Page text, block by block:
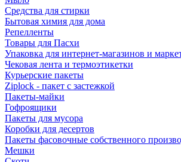
Средства для стирки
Бытовая химия для дома
Репелленты
Товары для Пасхи
Упаковка для интернет-магазинов и
Чековая лента и термоэтикетки
Курьерские пакеты
Ziplock - пакет с застежкой
Пакеты-майки
Гофроящики
Пакеты для мусора
Коробки для десертов
Пакеты фасовочные собственного
Мешки